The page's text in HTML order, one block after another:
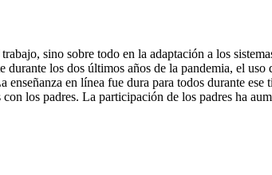
sino sobre todo en la adaptación a los
los dos últimos años de la pandemia, el uso
en línea fue dura para todos durante ese
los padres. La participación de los padres ha